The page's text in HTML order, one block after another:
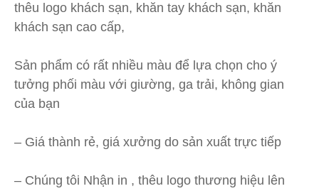
thêu logo khách sạn, khăn tay khách sạn, khăn
khách sạn cao cấp,
Sản phẩm có rất nhiều màu để lựa chọn cho ý
tưởng phối màu với giường, ga trải, không gian
của bạn
– Giá thành rẻ, giá xưởng do sản xuất trực tiếp
– Chúng tôi Nhận in , thêu logo thương hiệu lên